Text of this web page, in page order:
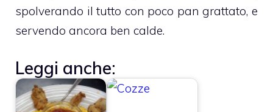
spolverando il tutto con poco pan grattato, e
servendo ancora ben calde.
Leggi anche: